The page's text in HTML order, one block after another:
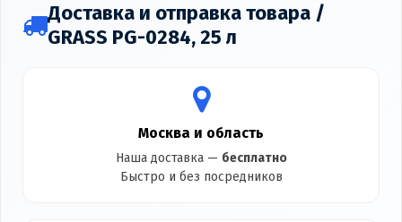
Доставка и отправка товара /
GRASS PG-0284, 25 л
Москва и область
Наша доставка — бесплатно
Быстро и без посредников